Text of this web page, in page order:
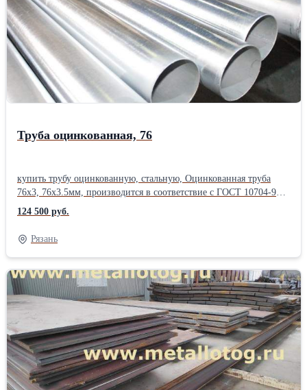
Отгрузка по весам. Сертификат на металл. Есть склады в 38
городах России. Металл можно купить сегодня , в розницу, от 1
штуки. Работаем с организациями и частными лицами.
Возможна доставка .
Труба оцинкованная, 76
купить трубу оцинкованную, стальную, Оцинкованная труба
76х3, 76х3.5мм, производится в соответствие с ГОСТ 10704-91,
или ГОСТ 10705-80. Характеристика товара Труба стальная :
76х3,5 мм. Толщина трубы: 3,5 мм. Наружный диаметр труб: 76
мм. Внутренний диаметр трубы ЭС: 72,5 мм. Длина трубы: 10,5
м .Масса 1метра труб: 6,25 кг. Метров в тонне : 160,00 м. Вся
труба новая, сертификаты на продукцию. Возможна резка
металла, доставка. Трубы 76Х3,5 мм могут быть изготовлены
методом электросварки стальных листов по специальной
технологии в соответствии с ГОСТ 10704-63. Соответственно,
такие трубы имеют сварной шов. Оцинковка труб позволяет
решить главную проблему металлических труб – коррозию.
Надёжные, долговечные и неподверженные агрессивным
факторам внутренней и окружающей среды оцинкованные трубы
используются не только для устройства водопроводов, но и для
транспортировки газа, а также при монтаже систем
124 500 руб.
Рязань